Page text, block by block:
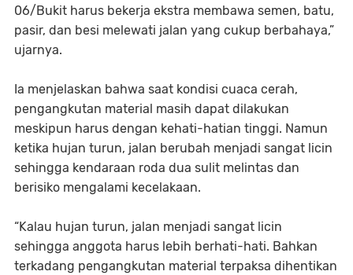
06/Bukit harus bekerja ekstra membawa semen, batu,
pasir, dan besi melewati jalan yang cukup berbahaya,”
ujarnya.
Ia menjelaskan bahwa saat kondisi cuaca cerah,
pengangkutan material masih dapat dilakukan
meskipun harus dengan kehati-hatian tinggi. Namun
ketika hujan turun, jalan berubah menjadi sangat licin
sehingga kendaraan roda dua sulit melintas dan
berisiko mengalami kecelakaan.
“Kalau hujan turun, jalan menjadi sangat licin
sehingga anggota harus lebih berhati-hati. Bahkan
terkadang pengangkutan material terpaksa dihentikan